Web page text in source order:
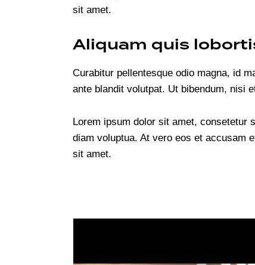
sit amet.
Aliquam quis
Curabitur pellentesque odio magna, id
ante blandit volutpat. Ut bibendum, nisi
Lorem ipsum dolor sit amet, consetetur
diam voluptua. At vero eos et accusam
sit amet.